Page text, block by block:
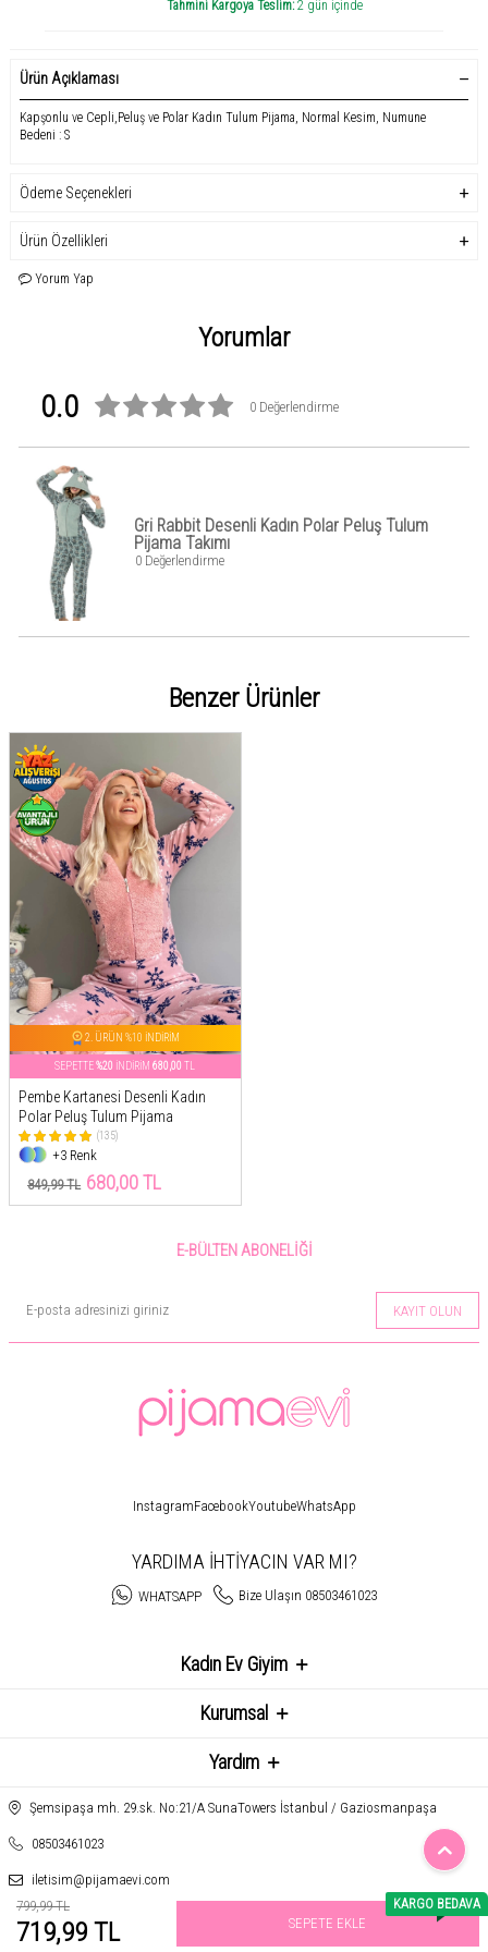
799,99 TL
719,99 TL SEPETE EKLE
KARGO BEDAVA
Tahmini Kargoya Teslim:2 gün içinde
Ürün Açıklaması
Kapşonlu ve Cepli,Peluş ve Polar Kadın Tulum Pijama, Normal Kesim, Numune
Bedeni : S
Ödeme Seçenekleri
Ürün Özellikleri
Yorum Yap
Yorumlar
0.0 0 Değerlendirme
Gri Rabbit Desenli Kadın Polar Peluş Tulum
Pijama Takımı
0 Değerlendirme
Benzer Ürünler
2. ÜRÜN %10 İNDİRİM
SEPETTE%20 İNDİRİM680,00 TL
Pembe Kartanesi Desenli Kadın
Polar Peluş Tulum Pijama
(135)
+3 Renk
849,99 TL 680,00 TL
E-BÜLTEN ABONELIĞI
KAYIT OLUN
InstagramFacebookYoutubeWhatsApp
YARDIMA İHTİYACIN VAR MI?
WHATSAPP Bize Ulaşın 08503461023
Kadın Ev Giyim
Kurumsal
Yardım
Şemsipaşa mh. 29.sk. No:21/A SunaTowers İstanbul / Gaziosmanpaşa
08503461023
iletisim@pijamaevi.com